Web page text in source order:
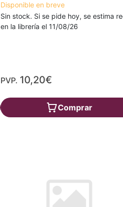
Disponible en breve
Sin stock. Si se pide hoy, se estima
en la librería el 11/08/26
PVP. 10,20€
Comprar